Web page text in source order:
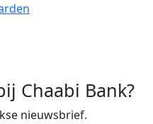
Chaabi Bank?
nieuwsbrief.